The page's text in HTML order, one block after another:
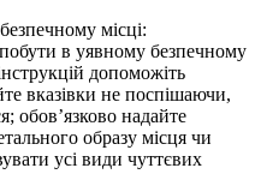
місці:
в уявному безпечному
допоможіть
вказівки не поспішаючи,
обов’язково надайте
образу місця чи
усі види чуттєвих